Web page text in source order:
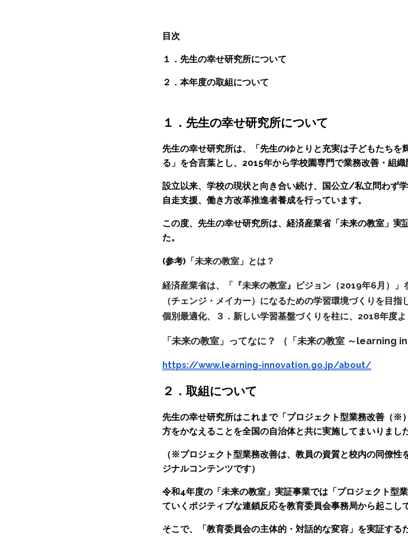
目次
１．先生の幸せ研究所について
２．本年度の取組について
１．先生の幸せ研究所について
先生の幸せ研究所は、「先生のゆとりと充実は子どもたち
る」を合言葉とし、2015年から学校園専門で業務改善・組
設立以来、学校の現状と向き合い続け、国公立/私立問わず
自走支援、働き方改革推進者養成を行っています。
この度、先生の幸せ研究所は、経済産業省「未来の教室」
た。
(参考) 「未来の教室」とは？
経済産業省は、「『未来の教室』ビジョン（2019年6月）
（チェンジ・メイカー）になるための学習環境づくりを目
個別最適化、３．新しい学習基盤づくりを柱に、2018年度よ
「未来の教室」ってなに？ （「未来の教室 ～learning
https://www.learning-innovation.go.jp/about/
２．取組について
先生の幸せ研究所はこれまで「プロジェクト型業務改善（※
方をかなえることを全国の自治体と共に実施してまいりました
（※プロジェクト型業務改善は、教員の資質と校内の同僚
ジナルコンテンツです）
令和4年度の「未来の教室」実証事業では「プロジェクト型
ていくポジティブな連鎖反応を教育委員会事務局から起こし
そこで、「教育委員会の主体的・対話的な変容」を実証する